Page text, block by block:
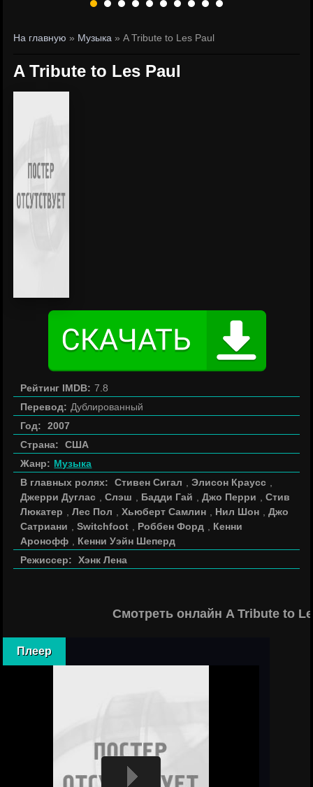
На главную » Музыка » A Tribute to Les Paul
A Tribute to Les Paul
Рейтинг IMDB: 7.8
Перевод: Дублированный
Год:
2007
Страна:
США
Жанр: Музыка
В главных ролях:
Стивен Сигал ,Элисон Краусс
Джерри Дуглас
,Слэш Бадди Гай ,Джо Перри ,Стив
Люкатер
,Лес Пол ,Хьюберт Самлин Нил Шон ,Джо
Сатриани
,Switchfoot Роббен Форд
Кенни
Аронофф
Кенни Уэйн Шеперд
Режиссер:
Хэнк Лена
Смотреть онлайн A Tribute to
Плеер